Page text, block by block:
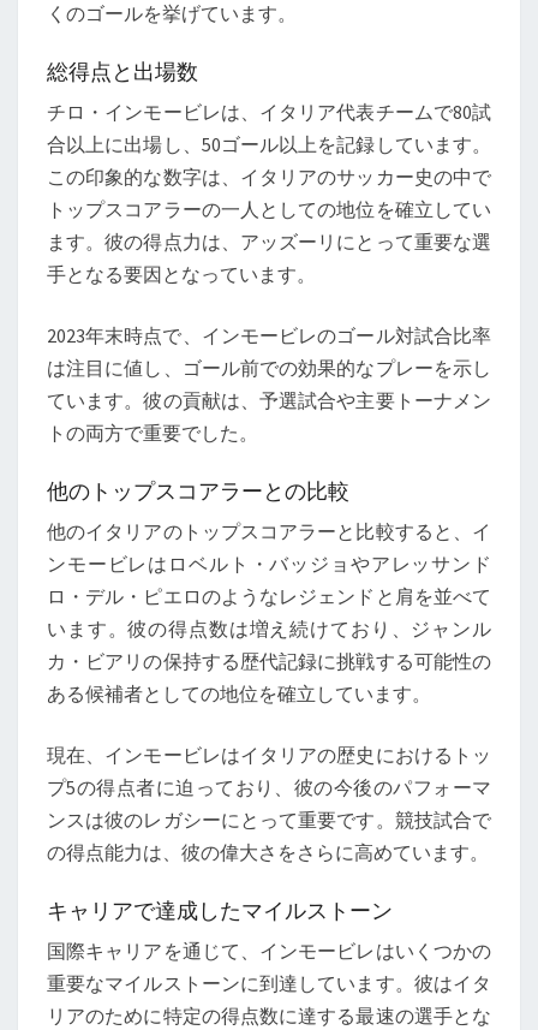
くのゴールを挙げています。
総得点と出場数
チロ・インモービレは、イタリア代表チームで80試
合以上に出場し、50ゴール以上を記録しています。
この印象的な数字は、イタリアのサッカー史の中で
トップスコアラーの一人としての地位を確立してい
ます。彼の得点力は、アッズーリにとって重要な選
手となる要因となっています。
2023年末時点で、インモービレのゴール対試合比率
は注目に値し、ゴール前での効果的なプレーを示し
ています。彼の貢献は、予選試合や主要トーナメン
トの両方で重要でした。
他のトップスコアラーとの比較
他のイタリアのトップスコアラーと比較すると、イ
ンモービレはロベルト・バッジョやアレッサンド
ロ・デル・ピエロのようなレジェンドと肩を並べて
います。彼の得点数は増え続けており、ジャンル
カ・ビアリの保持する歴代記録に挑戦する可能性の
ある候補者としての地位を確立しています。
現在、インモービレはイタリアの歴史におけるトッ
プ5の得点者に迫っており、彼の今後のパフォーマ
ンスは彼のレガシーにとって重要です。競技試合で
の得点能力は、彼の偉大さをさらに高めています。
キャリアで達成したマイルストーン
国際キャリアを通じて、インモービレはいくつかの
重要なマイルストーンに到達しています。彼はイタ
リアのために特定の得点数に達する最速の選手とな